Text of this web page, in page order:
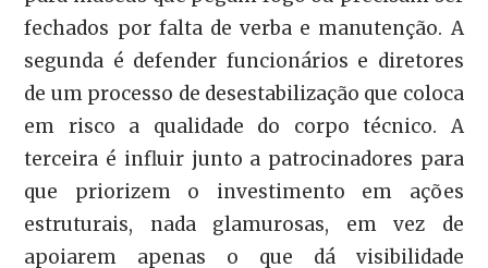
fechados por falta de verba e manutenção. A
segunda é defender funcionários e diretores
de um processo de desestabilização que coloca
em risco a qualidade do corpo técnico. A
terceira é influir junto a patrocinadores para
que priorizem o investimento em ações
estruturais, nada glamurosas, em vez de
apoiarem apenas o que dá visibilidade